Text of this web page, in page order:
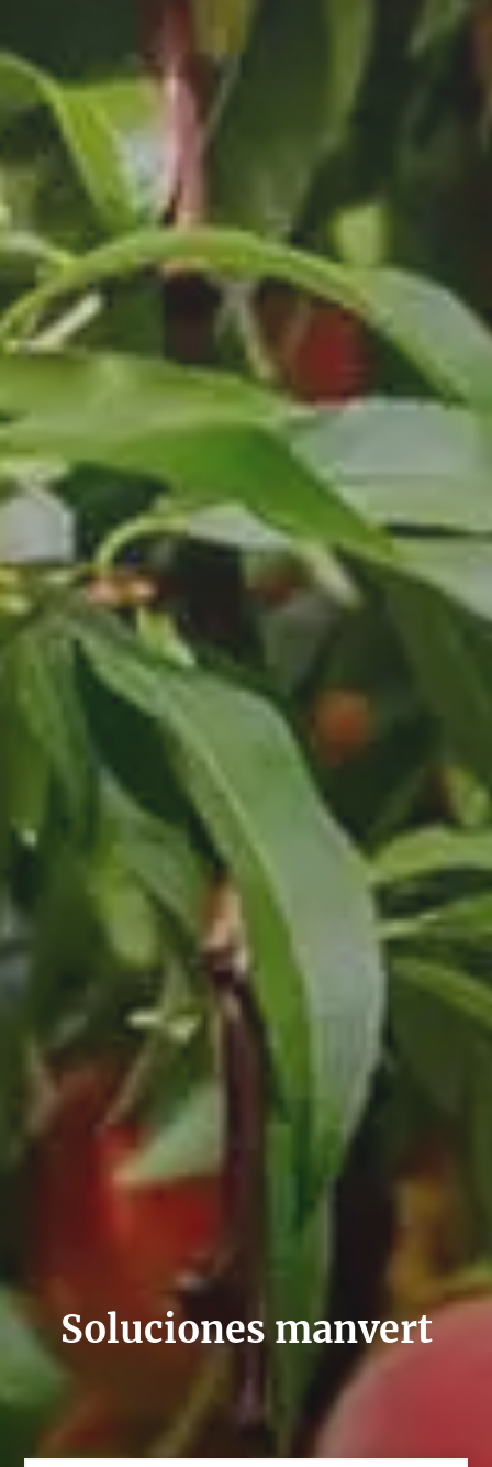
Soluciones manvert